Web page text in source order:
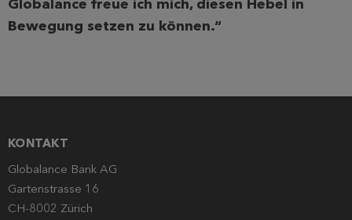
Globalance freue ich mich, diesen Hebel in
Bewegung setzen zu können.“
KONTAKT
Globalance Bank AG
Gartenstrasse 16
CH-8002 Zürich